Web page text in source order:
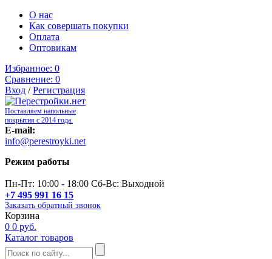
О нас
Как совершать покупки
Оплата
Оптовикам
Избранное: 0
Сравнение: 0
Вход /Регистрация
Поставляем напольные
покрытия с 2014 года.
E-mail:
info@perestroyki.net
Режим работы
Пн-Пт: 10:00 - 18:00 Сб-Вс: Выходной
+7 495 991 16 15
Заказать обратный звонок
Корзина
0 0 руб.
Каталог товаров